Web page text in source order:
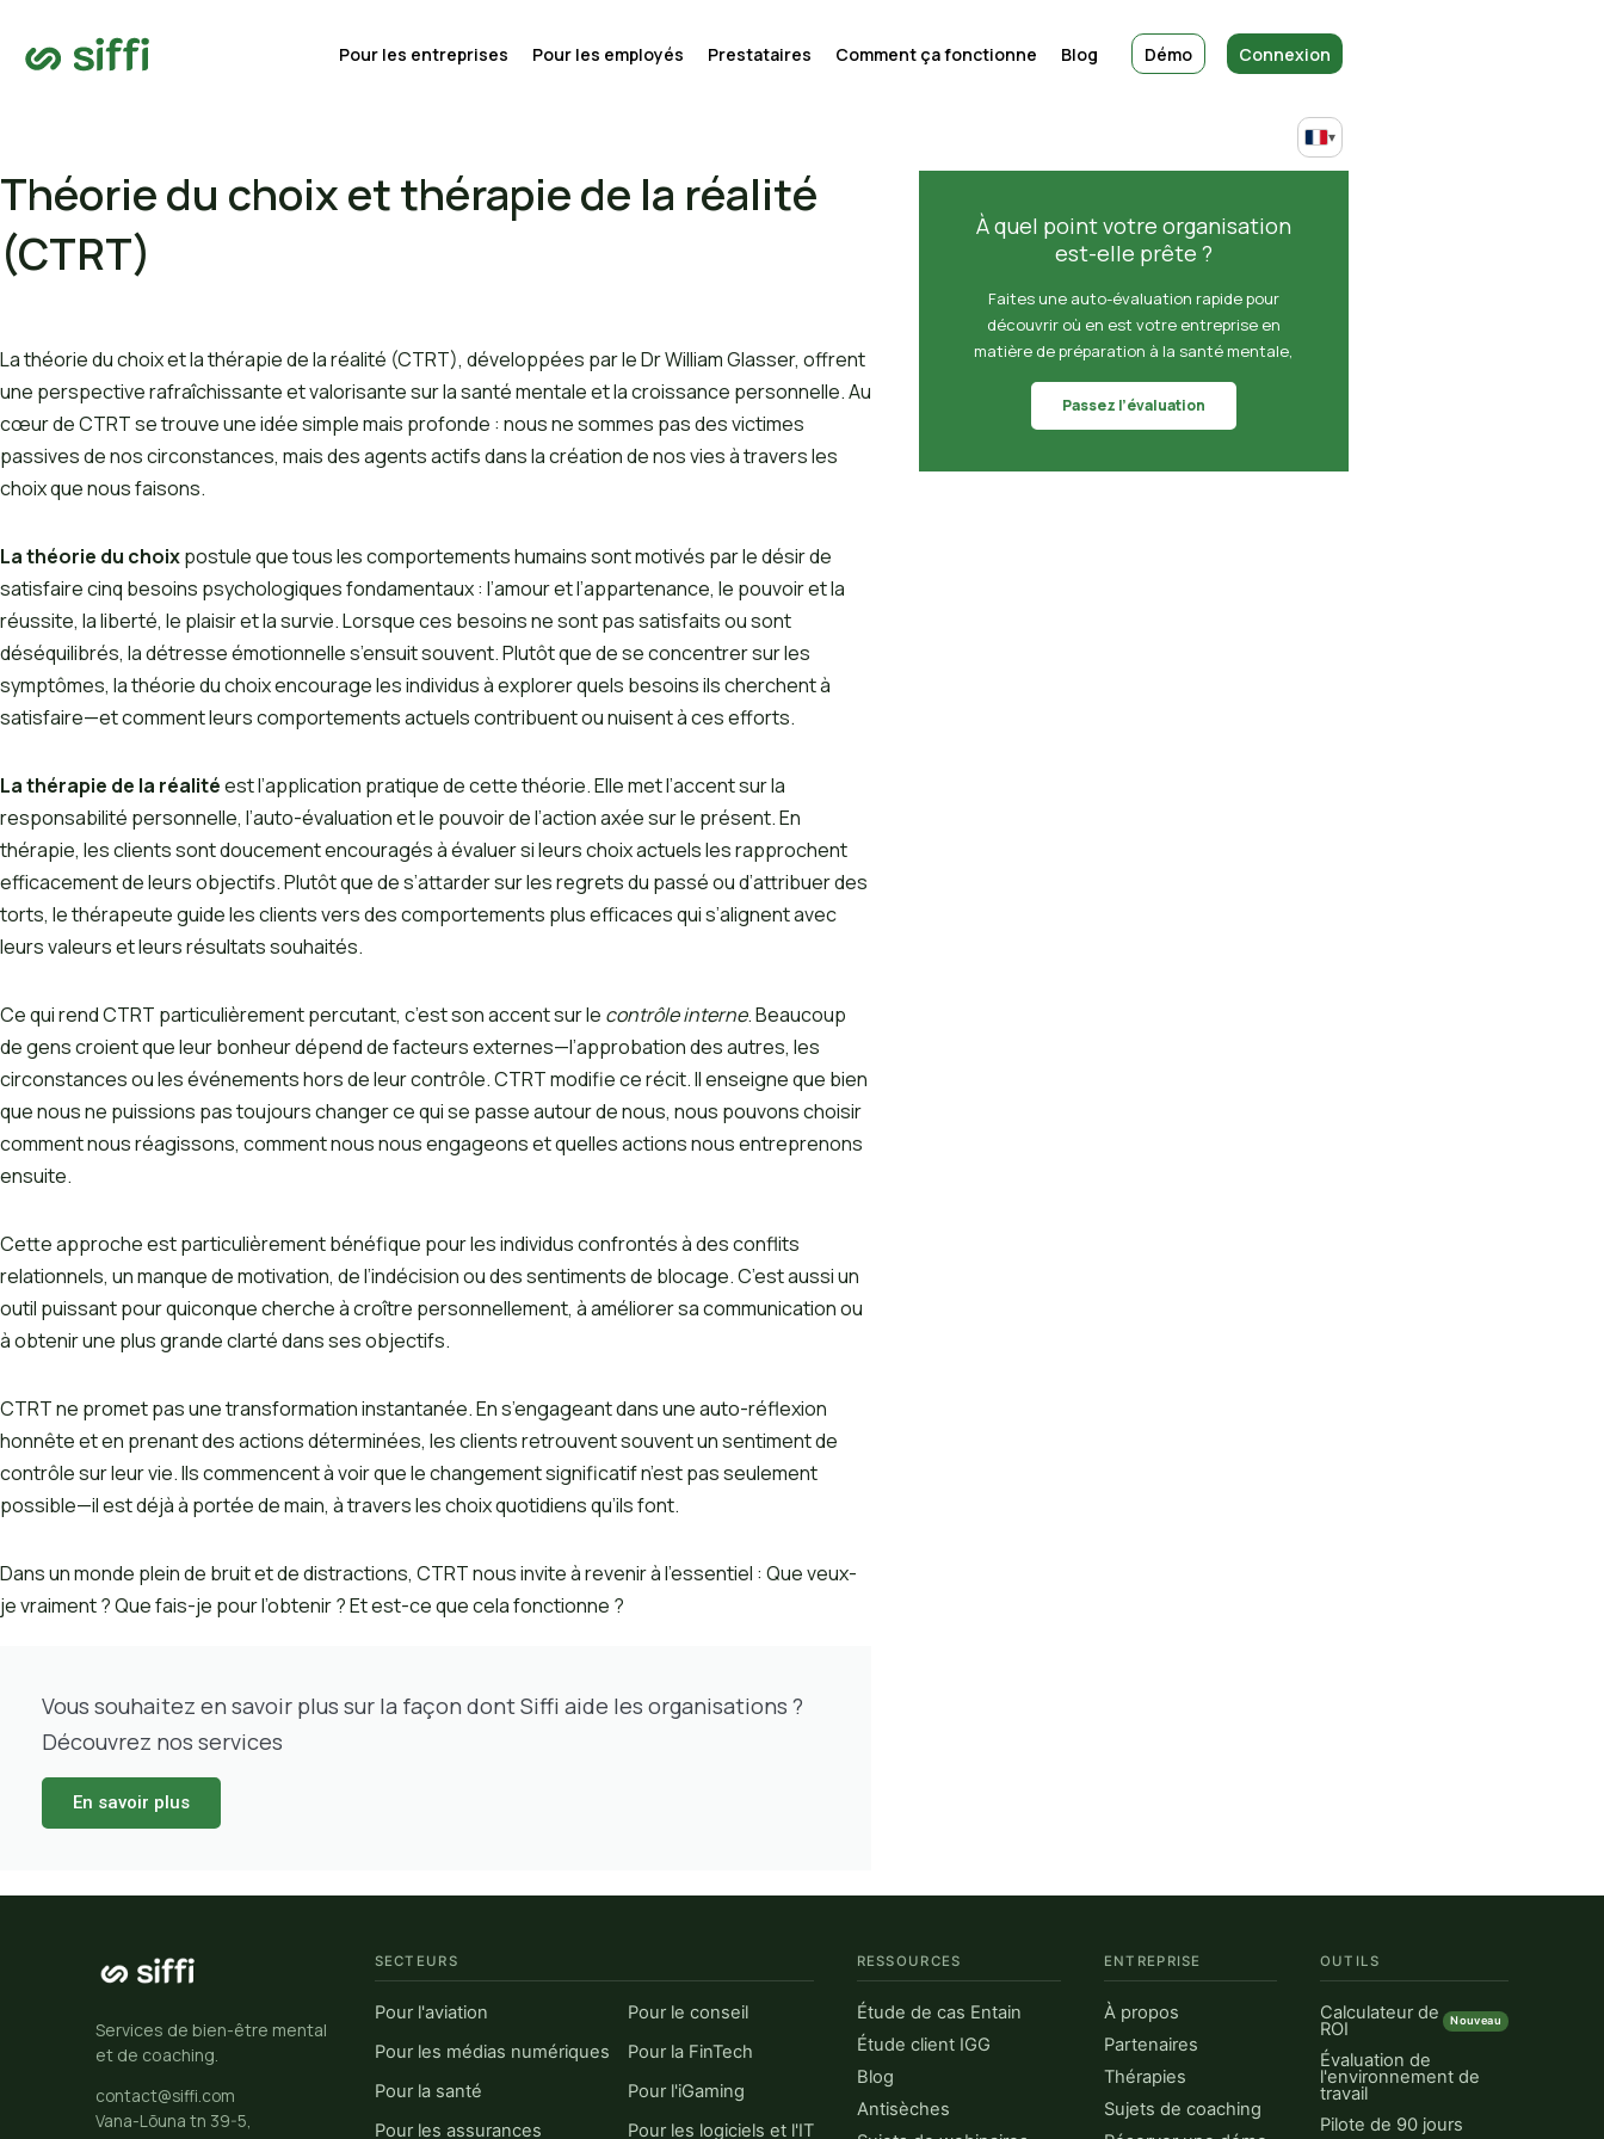
Pour les entreprises Pour les employés Prestataires Comment ça fonctionne Blog Démo Connexion
▾
Théorie du choix et thérapie de la réalité
(CTRT)
La théorie du choix et la thérapie de la réalité (CTRT), développées par le Dr William Glasser, offrent
une perspective rafraîchissante et valorisante sur la santé mentale et la croissance personnelle. Au
cœur de CTRT se trouve une idée simple mais profonde : nous ne sommes pas des victimes
passives de nos circonstances, mais des agents actifs dans la création de nos vies à travers les
choix que nous faisons.
La théorie du choixpostule que tous les comportements humains sont motivés par le désir de
satisfaire cinq besoins psychologiques fondamentaux : l’amour et l’appartenance, le pouvoir et la
réussite, la liberté, le plaisir et la survie. Lorsque ces besoins ne sont pas satisfaits ou sont
déséquilibrés, la détresse émotionnelle s’ensuit souvent. Plutôt que de se concentrer sur les
symptômes, la théorie du choix encourage les individus à explorer quels besoins ils cherchent à
satisfaire—et comment leurs comportements actuels contribuent ou nuisent à ces efforts.
La thérapie de la réalitéest l’application pratique de cette théorie. Elle met l’accent sur la
responsabilité personnelle, l’auto-évaluation et le pouvoir de l’action axée sur le présent. En
thérapie, les clients sont doucement encouragés à évaluer si leurs choix actuels les rapprochent
efficacement de leurs objectifs. Plutôt que de s’attarder sur les regrets du passé ou d’attribuer des
torts, le thérapeute guide les clients vers des comportements plus efficaces qui s’alignent avec
leurs valeurs et leurs résultats souhaités.
Ce qui rend CTRT particulièrement percutant, c’est son accent sur le contrôle interne. Beaucoup
de gens croient que leur bonheur dépend de facteurs externes—l’approbation des autres, les
circonstances ou les événements hors de leur contrôle. CTRT modifie ce récit. Il enseigne que bien
que nous ne puissions pas toujours changer ce qui se passe autour de nous, nous pouvons choisir
comment nous réagissons, comment nous nous engageons et quelles actions nous entreprenons
ensuite.
Cette approche est particulièrement bénéfique pour les individus confrontés à des conflits
relationnels, un manque de motivation, de l’indécision ou des sentiments de blocage. C’est aussi un
outil puissant pour quiconque cherche à croître personnellement, à améliorer sa communication ou
à obtenir une plus grande clarté dans ses objectifs.
CTRT ne promet pas une transformation instantanée. En s’engageant dans une auto-réflexion
honnête et en prenant des actions déterminées, les clients retrouvent souvent un sentiment de
contrôle sur leur vie. Ils commencent à voir que le changement significatif n’est pas seulement
possible—il est déjà à portée de main, à travers les choix quotidiens qu’ils font.
Dans un monde plein de bruit et de distractions, CTRT nous invite à revenir à l’essentiel : Que veux-
je vraiment ? Que fais-je pour l’obtenir ? Et est-ce que cela fonctionne ?
Vous souhaitez en savoir plus sur la façon dont Siffi aide les organisations ?
Découvrez nos services
En savoir plus
À quel point votre organisation
est-elle prête ?
Faites une auto-évaluation rapide pour
découvrir où en est votre entreprise en
matière de préparation à la santé mentale,
Passez l’évaluation
Services de bien-être mental
et de coaching.
contact@siffi.com
Vana-Lõuna tn 39-5,
SECTEURS
Pour l'aviation
Pour le conseil
Pour les médias numériques
Pour la FinTech
Pour la santé
Pour l'iGaming
Pour les assurances
Pour les logiciels et l'IT
RESSOURCES
Étude de cas Entain
Étude client IGG
Blog
Antisèches
ENTREPRISE
À propos
Partenaires
Thérapies
Sujets de coaching
OUTILS
Calculateur de
ROI Nouveau
Évaluation de
l'environnement de
travail
Pilote de 90 jours